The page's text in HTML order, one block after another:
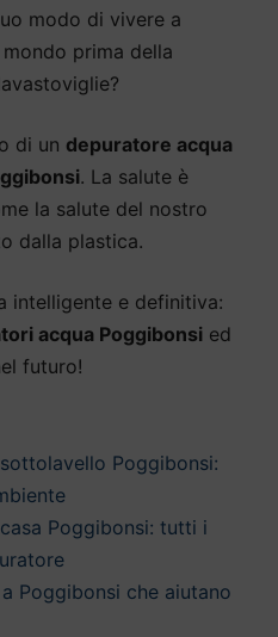
modo di vivere a
prima della
di un depuratore acqua
. La salute è
la salute del nostro
dalla plastica.
intelligente e definitiva:
acqua Poggibonsi ed
futuro!
Poggibonsi:
Poggibonsi: tutti i
Poggibonsi che aiutano